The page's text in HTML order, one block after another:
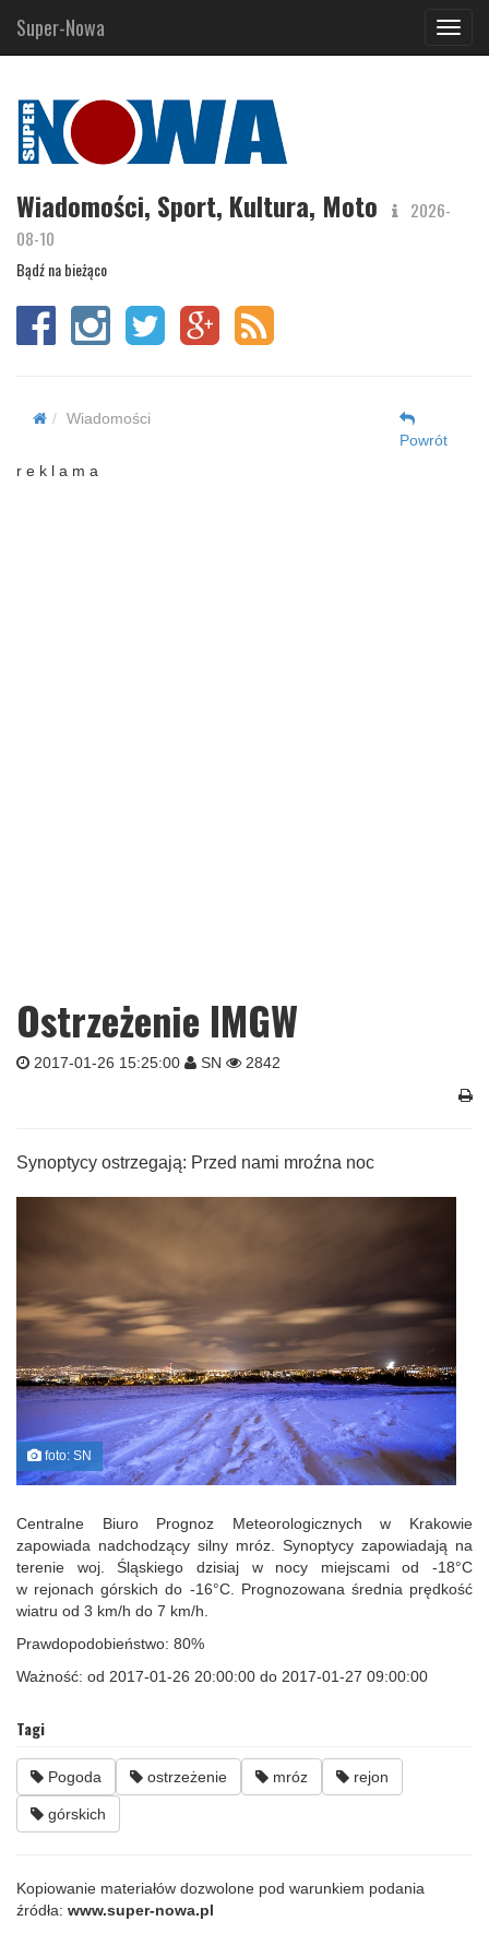
Super-Nowa
Wiadomości, Sport, Kultura, Moto
2026-
08-10
Bądź na bieżąco
Wiadomości
Powrót
r e k l a m a
Ostrzeżenie IMGW
2017-01-26 15:25:00 SN 2842
Synoptycy ostrzegają: Przed nami mroźna noc
foto: SN
Centralne Biuro Prognoz Meteorologicznych w Krakowie
zapowiada nadchodzący silny mróz. Synoptycy zapowiadają na
terenie woj. Śląskiego dzisiaj w nocy miejscami od -18°C
w rejonach górskich do -16°C. Prognozowana średnia prędkość
wiatru od 3 km/h do 7 km/h.
Prawdopodobieństwo: 80%
Ważność: od 2017-01-26 20:00:00 do 2017-01-27 09:00:00
Tagi
Pogoda ostrzeżenie mróz rejon
górskich
Kopiowanie materiałów dozwolone pod warunkiem podania
źródła: www.super-nowa.pl